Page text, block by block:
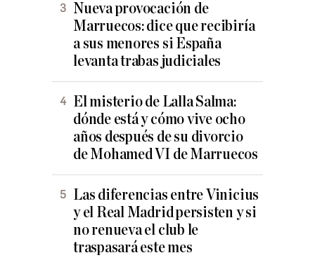
Nueva provocación de
Marruecos: dice que recibiría
a sus menores si España
levanta trabas judiciales
El misterio de Lalla Salma:
dónde está y cómo vive ocho
años después de su divorcio
de Mohamed VI de Marruecos
Las diferencias entre Vinicius
y el Real Madrid persisten y si
no renueva el club le
traspasará este mes